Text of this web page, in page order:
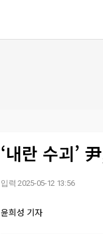
‘내란 수괴’
입력 2025-05-12 13:56
윤희성 기자